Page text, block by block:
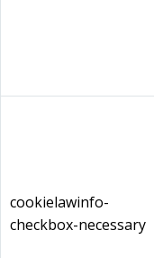
cookielawinfo-
checkbox-necessary